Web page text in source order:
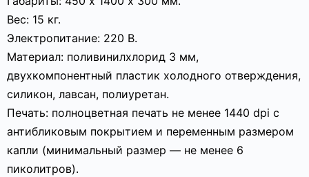
Вес: 15 кг.
Электропитание: 220 В.
Материал: поливинилхлорид 3 мм,
двухкомпонентный пластик холодного отверждения,
силикон, лавсан, полиуретан.
Печать: полноцветная печать не менее 1440 dpi с
антибликовым покрытием и переменным размером
капли (минимальный размер — не менее 6
пиколитров).